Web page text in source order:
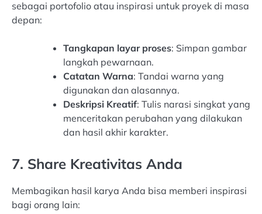
sebagai portofolio atau inspirasi untuk proyek di masa
depan:
Tangkapan layar proses: Simpan gambar
langkah pewarnaan.
Catatan Warna: Tandai warna yang
digunakan dan alasannya.
Deskripsi Kreatif: Tulis narasi singkat yang
menceritakan perubahan yang dilakukan
dan hasil akhir karakter.
7. Share Kreativitas Anda
Membagikan hasil karya Anda bisa memberi inspirasi
bagi orang lain: